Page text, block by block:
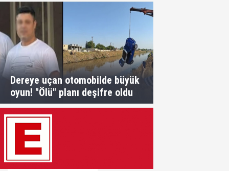
Dereye uçan otomobilde büyük
oyun! "Ölü" planı deşifre oldu